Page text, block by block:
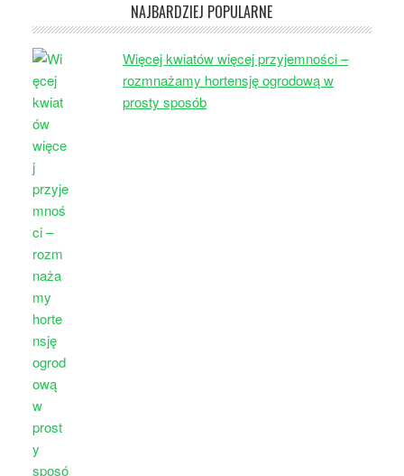
NAJBARDZIEJ POPULARNE
Więcej kwiatów więcej przyjemności –
rozmnażamy hortensję ogrodową w
prosty sposób